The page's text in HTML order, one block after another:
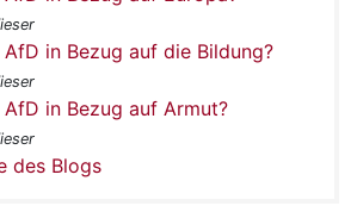
in Bezug auf die Bildung?
in Bezug auf Armut?
des Blogs